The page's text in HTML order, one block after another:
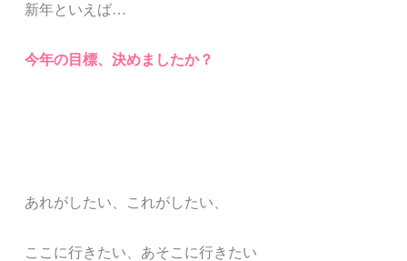
新年といえば…
今年の目標、決めましたか？
あれがしたい、 これがしたい、
ここに行きたい、あそこに行きたい